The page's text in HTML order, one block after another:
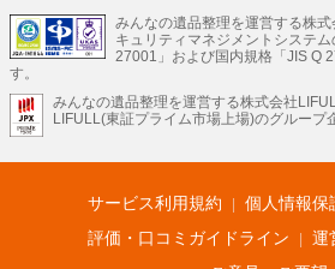
不動産・住宅
引越し 老人ホーム 地方創生
不動産クラウドファンディング 遺品整理
LIFULL HOME'Sのサービス
不動産・住宅
不動産査定 マンション専門売却査定 不動
不動産アーカイブ
空き家バンク 家賃相場
不動産用語集 住まいのお役立ち情報
アプリ 不動産データ 不動産転職
みんなの遺品整理を運営する株
キュリティマネジメントシステ
27001」および国内規格「JIS Q
す。
みんなの遺品整理を運営する株式会社
LIFULL(東証プライム市場上場)のグループ
サービス利用規約
個人情報保
評価・口コミガイドライン
運